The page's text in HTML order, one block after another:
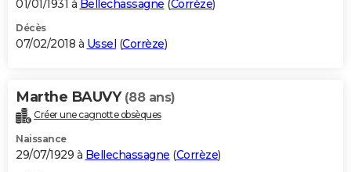
01/01/1931 à Bellechassagne (Corrèze)
Décès
07/02/2018 à Ussel (Corrèze)
Marthe BAUVY (88 ans)
Créer une cagnotte obsèques
Naissance
29/07/1929 à Bellechassagne (Corrèze)